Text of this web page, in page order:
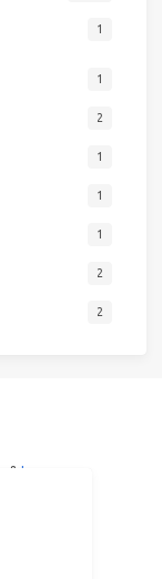
1
1
2
1
1
1
2
2
& Icarus